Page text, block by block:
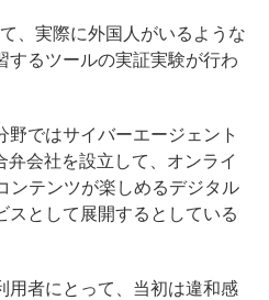
、実際に外国人がいるような
するツールの実証実験が行わ
ではサイバーエージェント
会社を設立して、オンライ
ンテンツが楽しめるデジタル
スとして展開するとしている
者にとって、当初は違和感